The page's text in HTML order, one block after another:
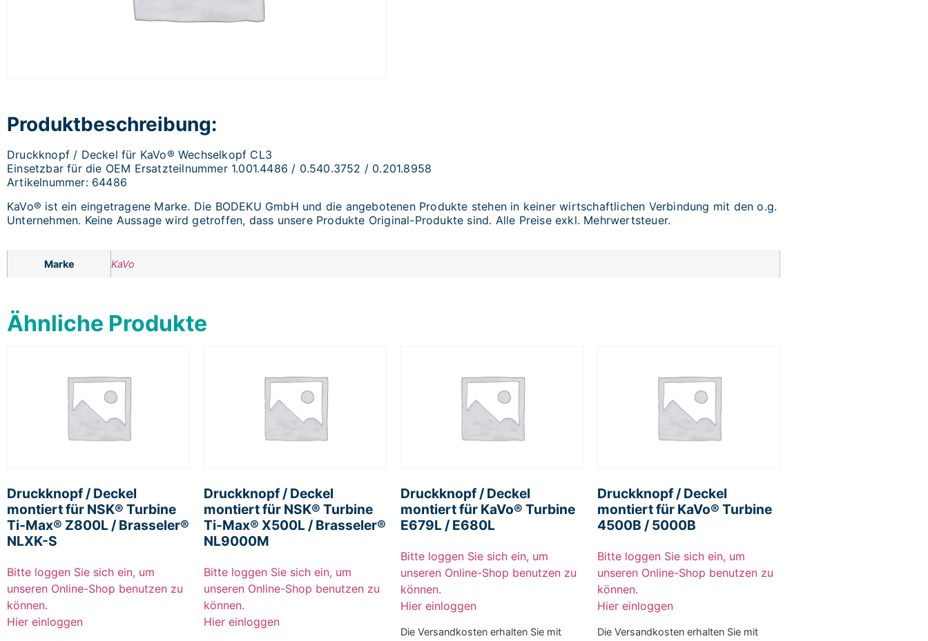
Produktbeschreibung:
Druckknopf / Deckel für KaVo® Wechselkopf CL3
Einsetzbar für die OEM Ersatzteilnummer 1.001.4486 / 0.540.3752 / 0.201.8958
Artikelnummer: 64486
KaVo® ist ein eingetragene Marke. Die BODEKU GmbH und die angebotenen Produkte stehen in keiner wirtschaftlichen Verbindung mit den o.g.
Unternehmen. Keine Aussage wird getroffen, dass unsere Produkte Original-Produkte sind. Alle Preise exkl. Mehrwertsteuer.
Marke KaVo
Ähnliche Produkte
Druckknopf / Deckel
montiert für NSK® Turbine
Ti-Max® Z800L / Brasseler®
NLXK-S
Bitte loggen Sie sich ein, um
unseren Online-Shop benutzen zu
können.
Hier einloggen
Druckknopf / Deckel
montiert für NSK® Turbine
Ti-Max® X500L / Brasseler®
NL9000M
Bitte loggen Sie sich ein, um
unseren Online-Shop benutzen zu
können.
Hier einloggen
Druckknopf / Deckel
montiert für KaVo® Turbine
E679L / E680L
Bitte loggen Sie sich ein, um
unseren Online-Shop benutzen zu
können.
Hier einloggen
Die Versandkosten erhalten Sie mit
Druckknopf / Deckel
montiert für KaVo® Turbine
4500B / 5000B
Bitte loggen Sie sich ein, um
unseren Online-Shop benutzen zu
können.
Hier einloggen
Die Versandkosten erhalten Sie mit